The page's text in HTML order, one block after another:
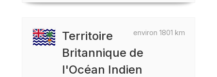
environ 1801 km
Territoire
Britannique de
l'Océan Indien